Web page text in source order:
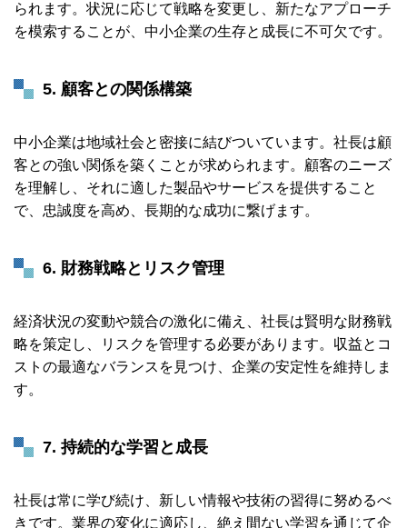
られます。状況に応じて戦略を変更し、新たなアプローチ
を模索することが、中小企業の生存と成長に不可欠です。
5. 顧客との関係構築
中小企業は地域社会と密接に結びついています。社長は顧
客との強い関係を築くことが求められます。顧客のニーズ
を理解し、それに適した製品やサービスを提供すること
で、忠誠度を高め、長期的な成功に繋げます。
6. 財務戦略とリスク管理
経済状況の変動や競合の激化に備え、社長は賢明な財務戦
略を策定し、リスクを管理する必要があります。収益とコ
ストの最適なバランスを見つけ、企業の安定性を維持しま
す。
7. 持続的な学習と成長
社長は常に学び続け、新しい情報や技術の習得に努めるべ
きです。業界の変化に適応し、絶え間ない学習を通じて企